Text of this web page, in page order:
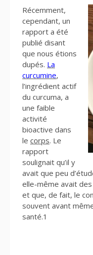
Récemment,
cependant, un
rapport a été
publié disant
que nous étions
dupés. La
curcumine,
l’ingrédient actif
du curcuma, a
une faible
activité
bioactive dans
le corps. Le
rapport
soulignait qu’il y
avait que peu
elle-même avait
et que, de fait, le
souvent avant
santé.1